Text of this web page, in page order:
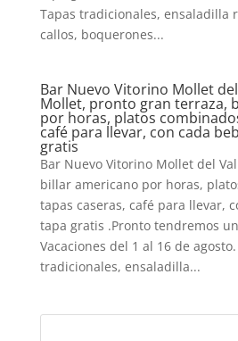
Tapas tradicionales, ensaladilla
callos, boquerones...
Bar Nuevo Vitorino Mollet
Mollet, pronto gran terraza,
por horas, platos
café para llevar, con cada
gratis
Bar Nuevo Vitorino Mollet del
billar americano por horas,
tapas caseras, café para llevar,
tapa gratis .Pronto tendremos
Vacaciones del 1 al 16 de
tradicionales, ensaladilla...